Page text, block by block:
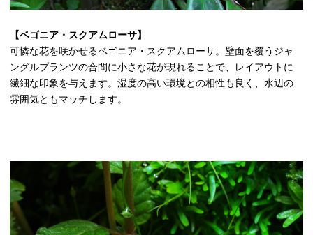
【ベゴニア・スクアムローサ】
可憐な花を咲かせるベゴニア・スクアムローサ。壁面を覆うジャ
ングルプランツの合間に小さな花が現れることで、レイアウトに
繊細な印象を与えます。湿度の高い環境との相性も良く、水辺の
雰囲気ともマッチします。